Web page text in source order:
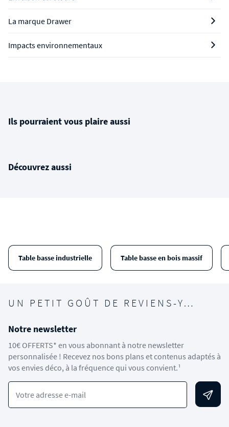
La marque Drawer
Impacts environnementaux
Ils pourraient vous plaire aussi
Découvrez aussi
Table basse industrielle Table basse en bois massif
UN PETIT GOÛT DE REVIENS-Y…
Notre newsletter
10€ OFFERTS* en vous abonnant à notre newsletter
personnalisée ! Recevez nos bons plans et contenus adaptés à
vos envies déco, à la fréquence qui vous convient.¹
Votre adresse e-mail